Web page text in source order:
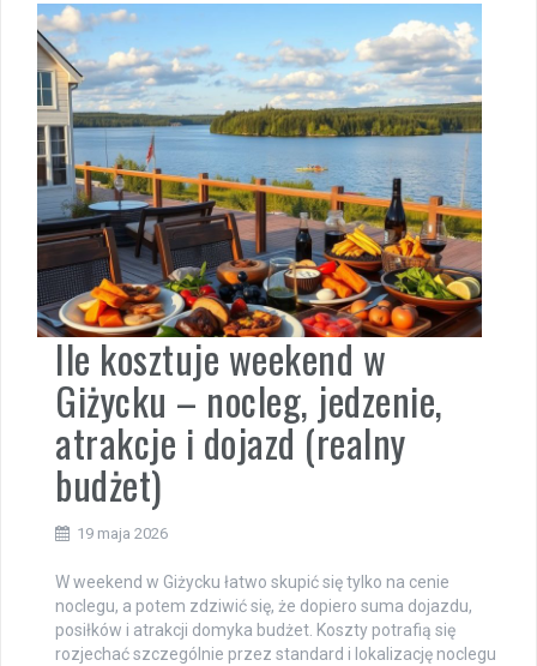
Ile kosztuje weekend w
Giżycku – nocleg, jedzenie,
atrakcje i dojazd (realny
budżet)
19 maja 2026
W weekend w Giżycku łatwo skupić się tylko na cenie
noclegu, a potem zdziwić się, że dopiero suma dojazdu,
posiłków i atrakcji domyka budżet. Koszty potrafią się
rozjechać szczególnie przez standard i lokalizację noclegu